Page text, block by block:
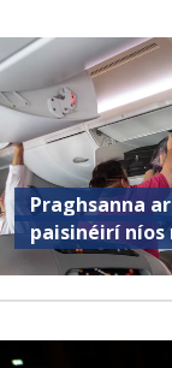
Praghsanna
paisinéirí níos